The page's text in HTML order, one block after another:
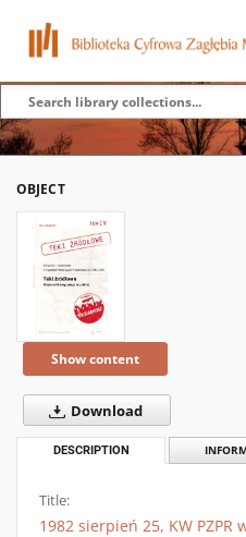
OBJECT
Show content
Download
DESCRIPTION
Title:
1982 sierpień 25, KW PZPR